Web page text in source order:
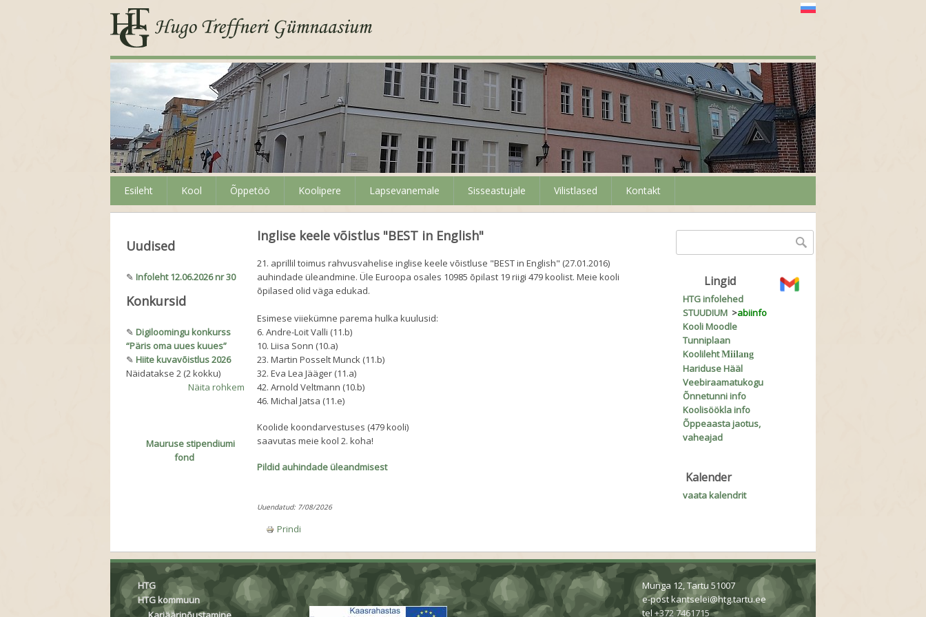
Esileht Kool Õppetöö Koolipere Lapsevanemale Sisseastujale Vilistlased Kontakt
Inglise keele võistlus "BEST in English"
21. aprillil toimus rahvusvahelise inglise keele võistluse "BEST in English" (27.01.2016)
auhindade üleandmine. Üle Euroopa osales 10985 õpilast 19 riigi 479 koolist. Meie kooli
õpilased olid väga edukad.
Esimese viiekümne parema hulka kuulusid:
6. Andre-Loit Valli (11.b)
10. Liisa Sonn (10.a)
23. Martin Posselt Munck (11.b)
32. Eva Lea Jääger (11.a)
42. Arnold Veltmann (10.b)
46. Michal Jatsa (11.e)
Koolide koondarvestuses (479 kooli)
saavutas meie kool 2. koha!
Pildid auhindade üleandmisest
Uuendatud: 7/08/2026
Prindi
Uudised
✎ Infoleht 12.06.2026 nr 30
Konkursid
✎ Digiloomingu konkurss
“Päris oma uues kuues”
✎ Hiite kuvavõistlus 2026
Näidatakse 2 (2 kokku)
Näita rohkem
Mauruse stipendiumi
fond
Otsinguvorm
Lingid
HTG infolehed
STUUDIUM >abiinfo
Kooli Moodle
Tunniplaan
KoolilehtMiilang
Hariduse Hääl
Veebiraamatukogu
Õnnetunni info
Koolisöökla info
Õppeaasta jaotus,
vaheajad
Kalender
vaata kalendrit
HTG
HTG kommuun
Munga 12, Tartu 51007
e-postkantselei@htg.tartu.ee
tel+372 7461715